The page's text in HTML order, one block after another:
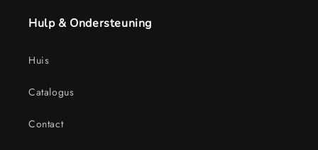
Hulp & Ondersteuning
Huis
Catalogus
Contact